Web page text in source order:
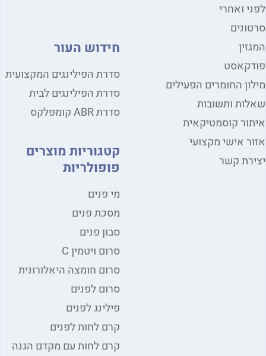
ואחרי
החומרים הפעילים
ותשובות
קוסמטיקאית
אישי מקצועי
קשר
חידוש העור
סדרת הפילינגים המקצועית
סדרת הפילינגים לבית
סדרת ABR קומפלקס
קטגוריות מוצרים
פופולריות
מי פנים
מסכת פנים
סבון פנים
סרום ויטמין C
סרום חומצה היאלורונית
סרום לפנים
פילינג לפנים
קרם לחות לפנים
קרם לחות עם מקדם הגנה